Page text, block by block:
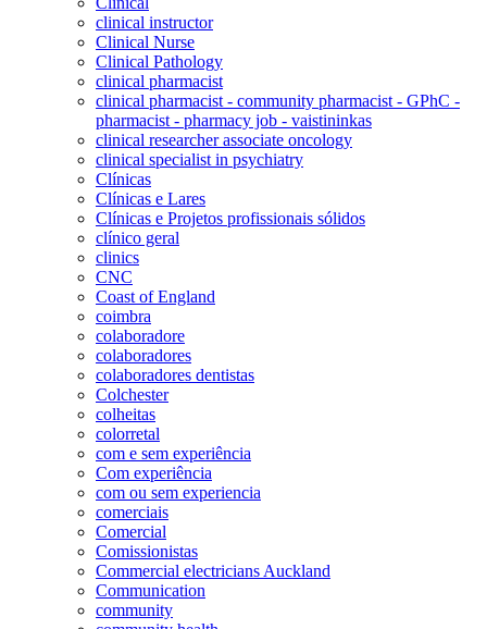
clinical instructor
Clinical Nurse
Clinical Pathology
clinical pharmacist
clinical pharmacist - community pharmacist - GPhC -
pharmacist - pharmacy job - vaistininkas
clinical researcher associate oncology
clinical specialist in psychiatry
Clínicas
Clínicas e Lares
Clínicas e Projetos profissionais sólidos
clínico geral
clinics
CNC
Coast of England
coimbra
colaboradore
colaboradores
colaboradores dentistas
Colchester
colheitas
colorretal
com e sem experiência
Com experiência
com ou sem experiencia
comerciais
Comercial
Comissionistas
Commercial electricians Auckland
Communication
community